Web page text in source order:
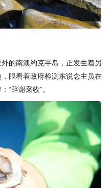
的南澳约克半岛，正发生着另
眼看着政府检测东说念主员在
“辞谢采收”。